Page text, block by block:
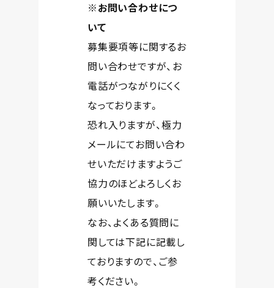
※お問い合わせにつ
いて
募集要項等に関するお
問い合わせですが、お
電話がつながりにくく
なっております。
恐れ入りますが、極力
メールにてお問い合わ
せいただけますようご
協力のほどよろしくお
願いいたします。
なお、よくある質問に
関しては下記に記載し
ておりますので、ご参
考ください。